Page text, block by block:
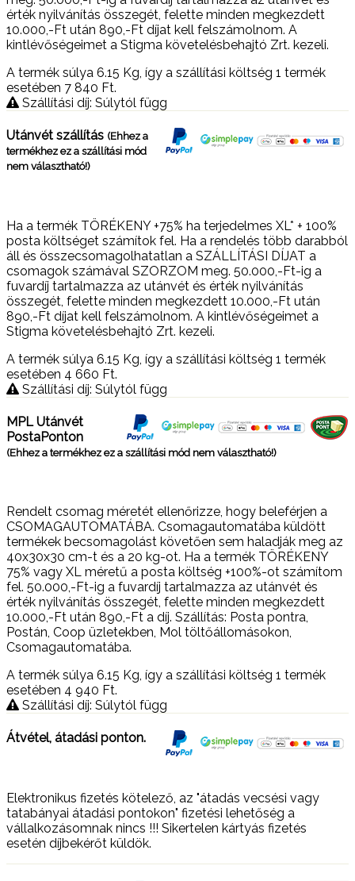
érték nyilvánítás összegét, felette minden megkezdett
10.000,-Ft után 890,-Ft díjat kell felszámolnom. A
kintlévőségeimet a Stigma követelésbehajtó Zrt. kezeli.
A termék súlya 6.15 Kg, így a szállítási költség 1 termék
esetében 7 840 Ft.
Szállítási díj: Súlytól függ
Utánvét szállítás (Ehhez a
termékhez ez a szállítási mód
nem választható!)
Ha a termék TÖRÉKENY +75% ha terjedelmes XL* + 100%
posta költséget számítok fel. Ha a rendelés több darabból
áll és összecsomagolhatatlan a SZÁLLÍTÁSI DÍJAT a
csomagok számával SZORZOM meg. 50.000,-Ft-ig a
fuvardíj tartalmazza az utánvét és érték nyilvánítás
összegét, felette minden megkezdett 10.000,-Ft után
890,-Ft díjat kell felszámolnom. A kintlévőségeimet a
Stigma követelésbehajtó Zrt. kezeli.
A termék súlya 6.15 Kg , így a szállítási költség 1 termék
esetében 4 660 Ft.
Szállítási díj: Súlytól függ
MPL Utánvét
PostaPonton
(Ehhez a termékhez ez a szállítási mód nem választható!)
Rendelt csomag méretét ellenőrizze, hogy beleférjen a
CSOMAGAUTOMATÁBA. Csomagautomatába küldött
termékek becsomagolást követően sem haladják meg az
40x30x30 cm-t és a 20 kg-ot. Ha a termék TÖRÉKENY
75% vagy XL méretű a posta költség +100%-ot számítom
fel. 50.000,-Ft-ig a fuvardíj tartalmazza az utánvét és
érték nyilvánítás összegét, felette minden megkezdett
10.000,-Ft után 890,-Ft a díj. Szállítás: Posta pontra,
Postán, Coop üzletekben, Mol töltőállomásokon,
Csomagautomatába.
A termék súlya 6.15 Kg, így a szállítási költség 1 termék
esetében 4 940 Ft.
Szállítási díj: Súlytól függ
Átvétel, átadási ponton.
Elektronikus fizetés kötelező, az "átadás vecsési vagy
tatabányai átadási pontokon" fizetési lehetőség a
vállalkozásomnak nincs !!! Sikertelen kártyás fizetés
esetén díjbekérőt küldök.